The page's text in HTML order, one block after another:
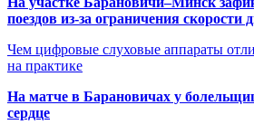
поездов из-за ограничения скорости
Чем цифровые слуховые аппараты
на практике
На матче в Барановичах у
сердце